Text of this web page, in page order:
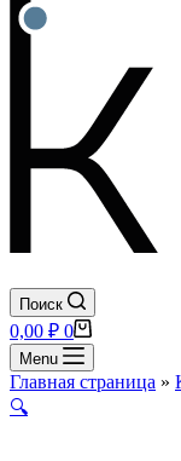
Поиск
Корзина
0,00 ₽ 0
Menu
Главная страница »
🔍